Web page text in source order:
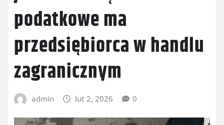
podatkowe ma
przedsiębiorca w handlu
zagranicznym
admin lut 2, 2026 0